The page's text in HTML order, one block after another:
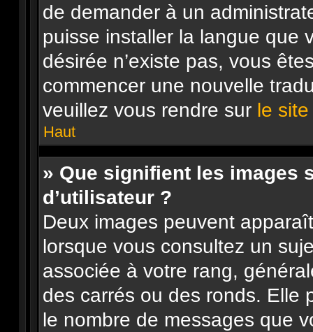
de demander à un
puisse installer la langue que
désirée n’existe pas, vous
commencer une nouvelle
veuillez vous rendre sur le
Haut
» Que signifient les images
d’utilisateur ?
Deux images peuvent
lorsque vous consultez un
associée à votre rang,
des carrés ou des ronds. Elle
le nombre de messages que